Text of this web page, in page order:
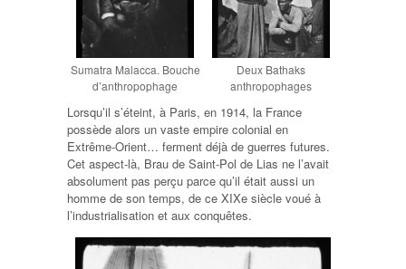
Sumatra Malacca. Bouche
d’anthropophage
Deux Bathaks
anthropophages
Lorsqu’il s’éteint, à Paris, en 1914, la France
possède alors un vaste empire colonial en
Extrême-Orient… ferment déjà de guerres futures.
Cet aspect-là, Brau de Saint-Pol de Lias ne l’avait
absolument pas perçu parce qu’il était aussi un
homme de son temps, de ce XIXe siècle voué à
l’industrialisation et aux conquêtes.